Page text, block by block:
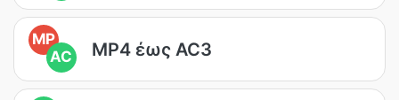
MP
AC
MP4 έως AC3